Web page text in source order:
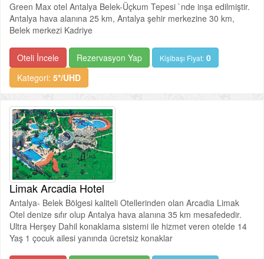
Green Max otel Antalya Belek-Üçkum Tepesi `nde inşa edilmiştir.
Antalya hava alanına 25 km, Antalya şehir merkezine 30 km,
Belek merkezi Kadriye
Oteli İncele Rezervasyon Yap Kişibaşı Fiyat: 0
Kategori: 5*/UHD
Limak Arcadia Hotel
Antalya- Belek Bölgesi kaliteli Otellerinden olan Arcadia Limak
Otel denize sıfır olup Antalya hava alanına 35 km mesafededir.
Ultra Herşey Dahil konaklama sistemi ile hizmet veren otelde 14
Yaş 1 çocuk ailesi yanında ücretsiz konaklar